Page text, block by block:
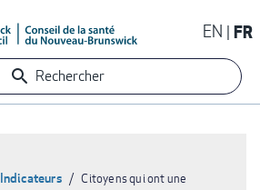
EN FR
Rechercher
Indicateurs
Citoyens qui ont une